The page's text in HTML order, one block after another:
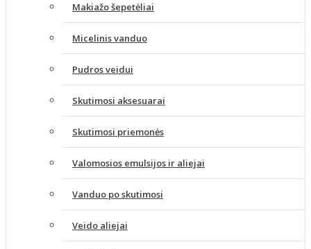
Makiažo šepetėliai
Micelinis vanduo
Pudros veidui
Skutimosi aksesuarai
Skutimosi priemonės
Valomosios emulsijos ir aliejai
Vanduo po skutimosi
Veido aliejai